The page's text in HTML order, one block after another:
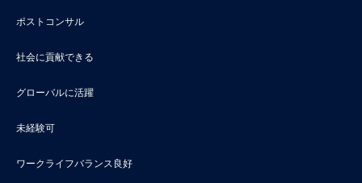
ポストコンサル
社会に貢献できる
グローバルに活躍
未経験可
ワークライフバランス良好